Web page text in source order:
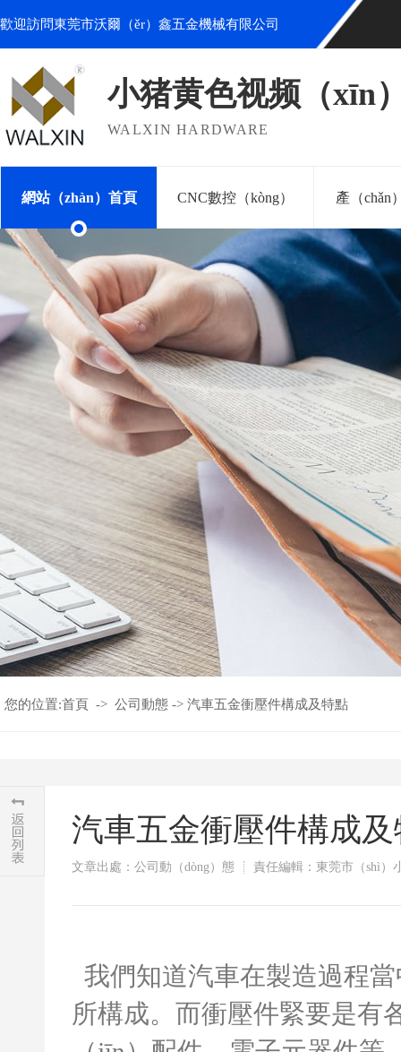
歡迎訪問東莞市沃爾（ěr）鑫五金機械有限公司
小猪黄色视频（xīn
WALXIN HARDWARE
網站（zhàn）首頁 CNC數控（kòng） 產（chǎn
您的位置:首頁 -> 公司動態 -> 汽車五金衝壓件構成及特點
汽車五金衝壓件構成
文章出處：公司動（dòng）態 責任編輯：東莞市（shì）
我們知道汽車在製造過程
所構成。而衝壓件緊要是有